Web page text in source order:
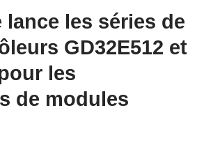
lance les séries de
GD32E512 et
les
de modules